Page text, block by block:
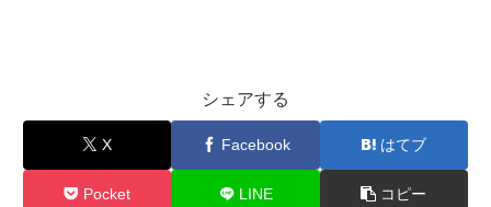
シェアする
X Facebook はてブ
Pocket LINE コピー